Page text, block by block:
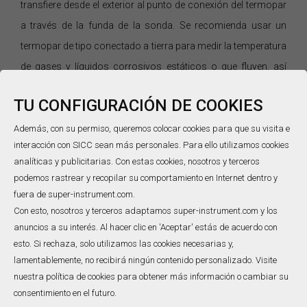
TU CONFIGURACIÓN DE COOKIES
Además, con su permiso, queremos colocar cookies para que su visita e
interacción con SICC sean más personales. Para ello utilizamos cookies
analíticas y publicitarias. Con estas cookies, nosotros y terceros
podemos rastrear y recopilar su comportamiento en Internet dentro y
fuera de super-instrument.com.
Con esto, nosotros y terceros adaptamos super-instrument.com y los
anuncios a su interés. Al hacer clic en 'Aceptar' estás de acuerdo con
esto. Si rechaza, solo utilizamos las cookies necesarias y,
lamentablemente, no recibirá ningún contenido personalizado. Visite
nuestra política de cookies para obtener más información o cambiar su
consentimiento en el futuro.
transfiere desde el exterior al punto de conexión del termopar
a través de la funda de la sonda. Se recomienda usar un
termopar de tipo conectado a tierra para medir la temperatura
de gases y líquidos corrosivos estáticos o que fluyen, así
aislado, el punto de conexión está separado de la funda de la
sonda y rodeado por un polvo blando. Aunque la velocidad de
respuesta del termopar aislado es más lenta que la del
termopar con conexión a tierra, pueden proporcionar
aislamiento eléctrico. Se recomienda utilizar un termopar
aislado para medir ambientes corrosivos, que idealmente
pueden estar completamente aislados eléctricamente del
ambiente circundante a través de una cubierta protectora.
4. Resistencia química
Debido a la inercia térmica del termopar, el valor indicado del